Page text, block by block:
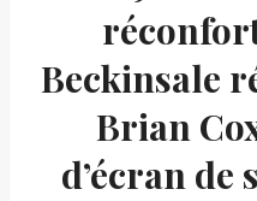
Beckinsale
Brian
d’écran de